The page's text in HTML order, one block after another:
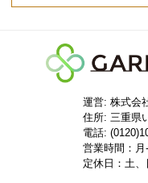
運営: 株式会
住所: 三重県
電話:
営業時間：
定休日：土、